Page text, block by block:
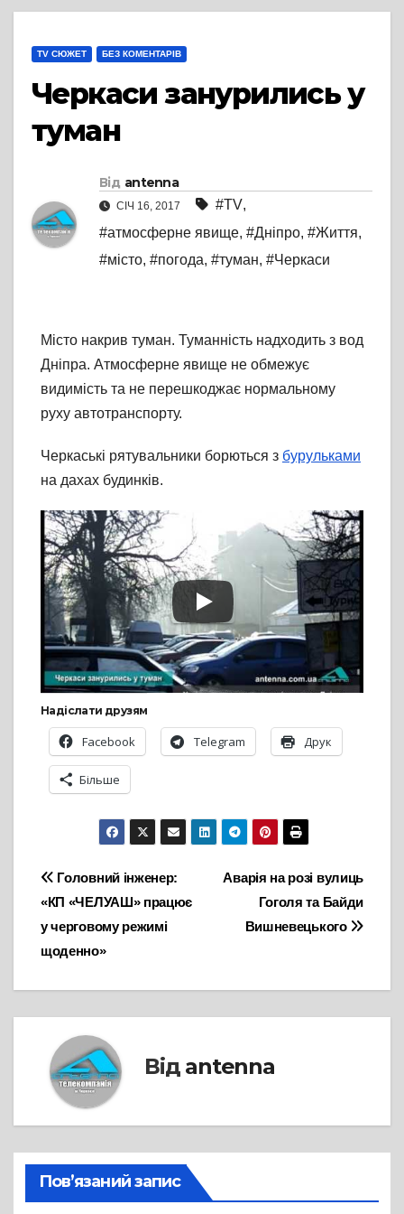
TV СЮЖЕТ БЕЗ КОМЕНТАРІВ
Черкаси занурились у
туман
Від antenna
СІЧ 16, 2017 #TV,
#атмосферне явище, #Дніпро, #Життя,
#місто, #погода, #туман, #Черкаси
Місто накрив туман. Туманність надходить з вод
Дніпра. Атмосферне явище не обмежує
видимість та не перешкоджає нормальному
руху автотранспорту.
Черкаські рятувальники борються з бурульками
на дахах будинків.
Надіслати друзям
Facebook Telegram Друк
Більше
Навігація
записів
Аварія на розі вулиць
Гоголя та Байди
Вишневецького
Головний інженер:
«КП «ЧЕЛУАШ» працює
у черговому режимі
щоденно»
Від antenna
Пов’язаний запис